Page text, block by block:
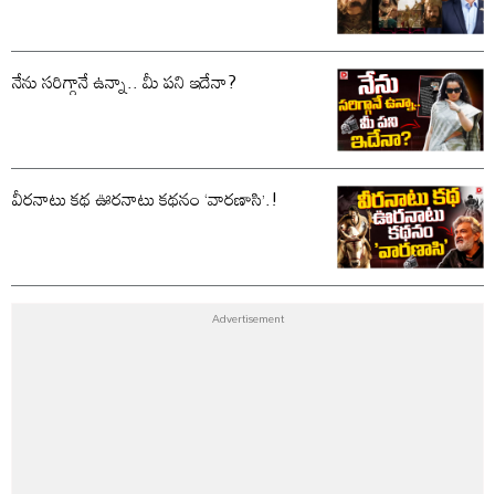
నేను సరిగ్గానే ఉన్నా.. మీ పని ఇదేనా?
వీరనాటు కథ ఊరనాటు కథనం ‘వారణాసి’.!